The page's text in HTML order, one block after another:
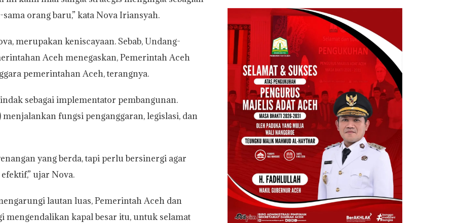
orang baru,” kata Nova Iriansyah.
merupakan keniscayaan. Sebab, Undang-
Aceh menegaskan, Pemerintah Aceh
pemerintahan Aceh, terangnya.
sebagai implementator pembangunan.
fungsi penganggaran, legislasi, dan
yang berda, tapi perlu bersinergi agar
ujar Nova.
lautan luas, Pemerintah Aceh dan
mengendalikan kapal besar itu, untuk selamat